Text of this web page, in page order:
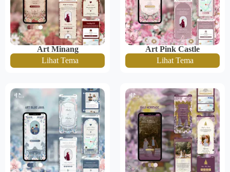
Art Minang
Lihat Tema
Art Pink Castle
Lihat Tema